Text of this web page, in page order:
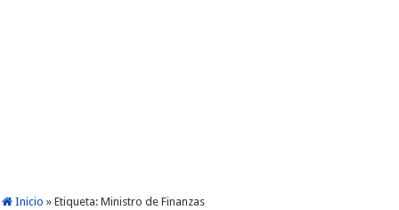
Inicio » Etiqueta:Ministro de Finanzas